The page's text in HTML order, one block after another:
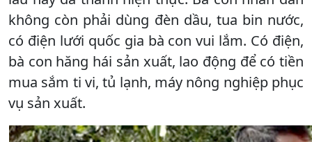
không còn phải dùng đèn dầu, tua bin nước,
có điện lưới quốc gia bà con vui lắm. Có điện,
bà con hăng hái sản xuất, lao động để có tiền
mua sắm ti vi, tủ lạnh, máy nông nghiệp phục
vụ sản xuất.